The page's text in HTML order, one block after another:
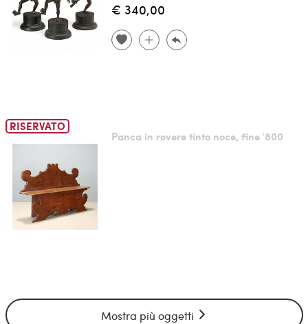
€ 340,00
RISERVATO
Panca in rovere tinto noce, fine '800
Mostra più oggetti